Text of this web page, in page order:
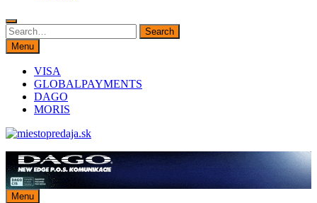
Search
for:
Search
Menu
VISA
GLOBALPAYMENTS
DAGO
MORIS
miestopredaja.sk
Miesto predaja
Menu